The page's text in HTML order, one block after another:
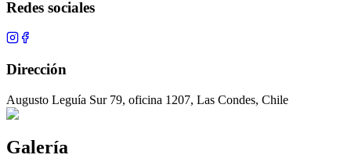
Redes sociales
Dirección
Augusto Leguía Sur 79, oficina 1207, Las Condes, Chile
Galería